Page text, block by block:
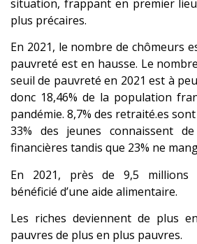
situation, frappant en premier
plus précaires.
En 2021, le nombre de chômeurs
pauvreté est en hausse. Le
seuil de pauvreté en 2021 est à
donc 18,46% de la population
pandémie. 8,7% des retraité.es
33% des jeunes connaissent
financières tandis que 23% ne
En 2021, près de 9,5 millions
bénéficié d’une aide alimentaire.
Les riches deviennent de plus
pauvres de plus en plus pauvres.